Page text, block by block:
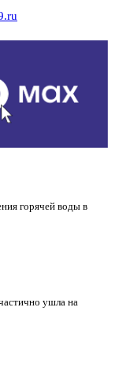
горячей воды в
ушла на